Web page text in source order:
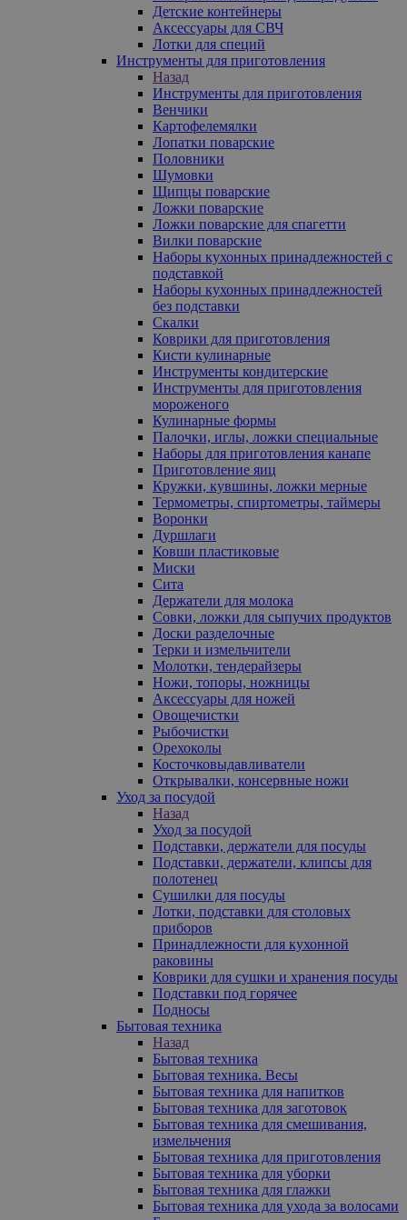
Детские контейнеры
Аксессуары для СВЧ
Лотки для специй
Инструменты для приготовления
Назад
Инструменты для приготовления
Венчики
Картофелемялки
Лопатки поварские
Половники
Шумовки
Щипцы поварские
Ложки поварские
Ложки поварские для спагетти
Вилки поварские
Наборы кухонных принадлежностей с
подставкой
Наборы кухонных принадлежностей
без подставки
Скалки
Коврики для приготовления
Кисти кулинарные
Инструменты кондитерские
Инструменты для приготовления
мороженого
Кулинарные формы
Палочки, иглы, ложки специальные
Наборы для приготовления канапе
Приготовление яиц
Кружки, кувшины, ложки мерные
Термометры, спиртометры, таймеры
Воронки
Дуршлаги
Ковши пластиковые
Миски
Сита
Держатели для молока
Совки, ложки для сыпучих продуктов
Доски разделочные
Терки и измельчители
Молотки, тендерайзеры
Ножи, топоры, ножницы
Аксессуары для ножей
Овощечистки
Рыбочистки
Орехоколы
Косточковыдавливатели
Открывалки, консервные ножи
Уход за посудой
Назад
Уход за посудой
Подставки, держатели для посуды
Подставки, держатели, клипсы для
полотенец
Сушилки для посуды
Лотки, подставки для столовых
приборов
Принадлежности для кухонной
раковины
Коврики для сушки и хранения посуды
Подставки под горячее
Подносы
Бытовая техника
Назад
Бытовая техника
Бытовая техника. Весы
Бытовая техника для напитков
Бытовая техника для заготовок
Бытовая техника для смешивания,
измельчения
Бытовая техника для приготовления
Бытовая техника для уборки
Бытовая техника для глажки
Бытовая техника для ухода за волосами